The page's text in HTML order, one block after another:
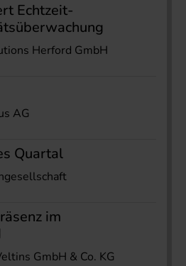
Echtzeit-
Herford GmbH
AG
Quartal
im
GmbH & Co. KG